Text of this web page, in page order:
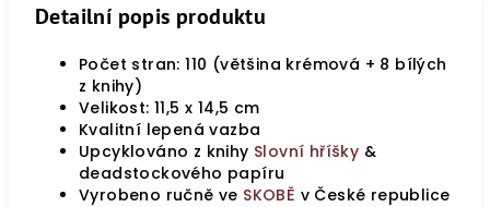
Detailní popis produktu
Počet stran: 110 (většina krémová + 8 bílých
z knihy)
Velikost: 11,5 x 14,5 cm
Kvalitní lepená vazba
Upcyklováno z knihy Slovní hříšky &
deadstockového papíru
Vyrobeno ručně ve SKOBĚ v České republice